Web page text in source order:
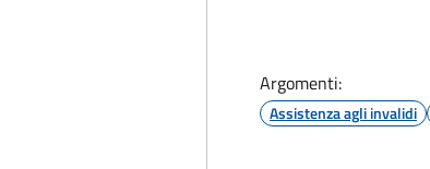
Argomenti:
Assistenza agli invalidi